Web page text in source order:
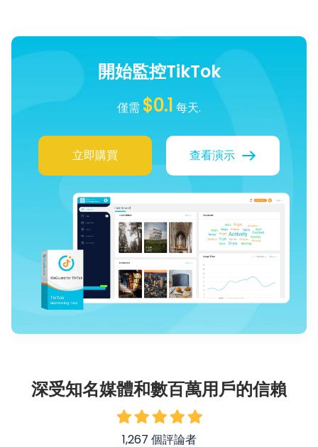
開始監控TikTok
僅需 $0.1 每天.
立即購買 查看演示
1,267 個評論者
深受知名媒體和數百萬用戶的信賴